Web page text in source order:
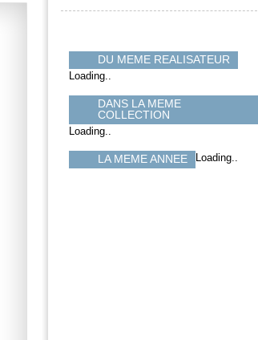
DU MEME REALISATEUR
Loading..
DANS LA MEME
COLLECTION
Loading..
LA MEME ANNEE Loading..